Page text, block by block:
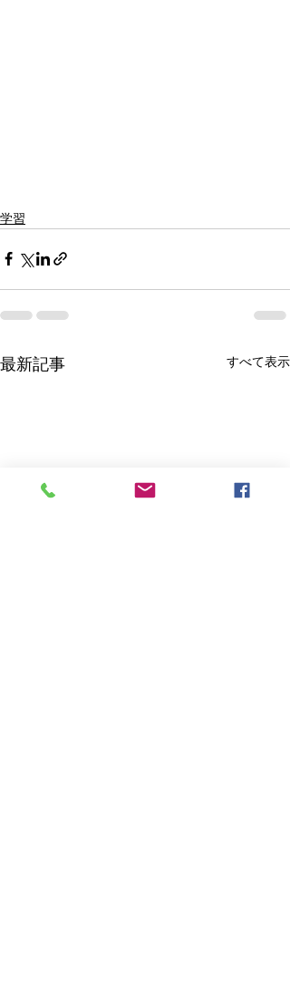
学習
最新記事 すべて表示